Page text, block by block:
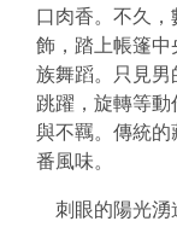
口肉香。不久
飾，踏上帳篷
族舞蹈。只見男
跳躍，旋轉等
與不羈。傳統的
番風味。
刺眼的陽光湧